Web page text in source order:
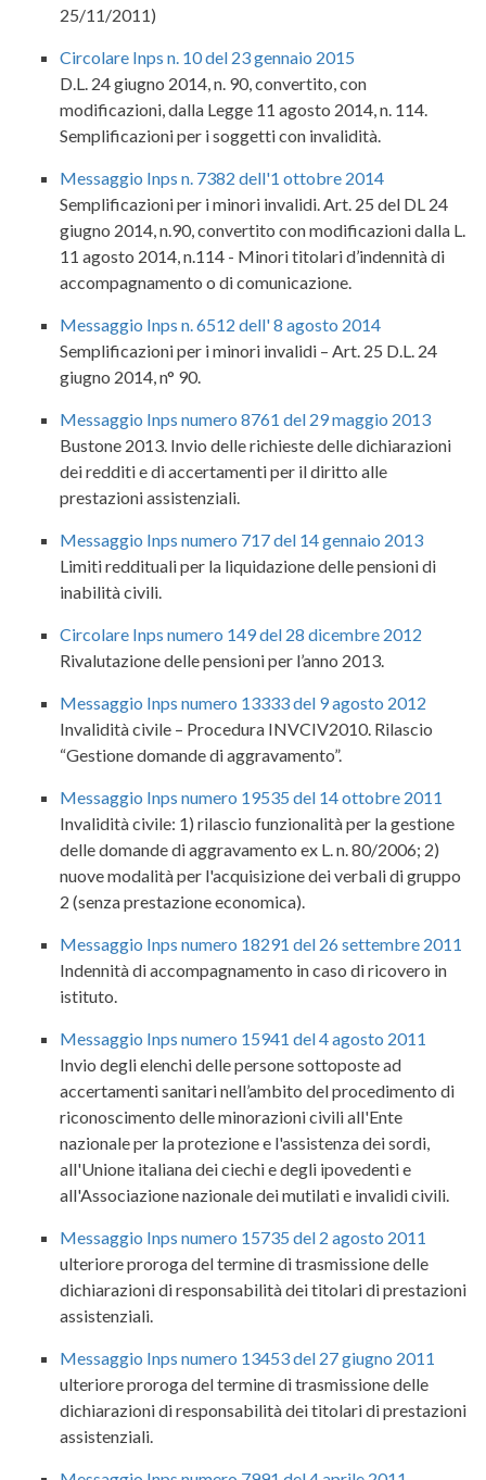
25/11/2011)
Circolare Inps n. 10 del 23 gennaio 2015
D.L. 24 giugno 2014, n. 90, convertito, con
modificazioni, dalla Legge 11 agosto 2014, n. 114.
Semplificazioni per i soggetti con invalidità.
Messaggio Inps n. 7382 dell'1 ottobre 2014
Semplificazioni per i minori invalidi. Art. 25 del DL 24
giugno 2014, n.90, convertito con modificazioni dalla L.
11 agosto 2014, n.114 - Minori titolari d’indennità di
accompagnamento o di comunicazione.
Messaggio Inps n. 6512 dell' 8 agosto 2014
Semplificazioni per i minori invalidi – Art. 25 D.L. 24
giugno 2014, n° 90.
Messaggio Inps numero 8761 del 29 maggio 2013
Bustone 2013. Invio delle richieste delle dichiarazioni
dei redditi e di accertamenti per il diritto alle
prestazioni assistenziali.
Messaggio Inps numero 717 del 14 gennaio 2013
Limiti reddituali per la liquidazione delle pensioni di
inabilità civili.
Circolare Inps numero 149 del 28 dicembre 2012
Rivalutazione delle pensioni per l’anno 2013.
Messaggio Inps numero 13333 del 9 agosto 2012
Invalidità civile – Procedura INVCIV2010. Rilascio
“Gestione domande di aggravamento”.
Messaggio Inps numero 19535 del 14 ottobre 2011
Invalidità civile: 1) rilascio funzionalità per la gestione
delle domande di aggravamento ex L. n. 80/2006; 2)
nuove modalità per l'acquisizione dei verbali di gruppo
2 (senza prestazione economica).
Messaggio Inps numero 18291 del 26 settembre 2011
Indennità di accompagnamento in caso di ricovero in
istituto.
Messaggio Inps numero 15941 del 4 agosto 2011
Invio degli elenchi delle persone sottoposte ad
accertamenti sanitari nell’ambito del procedimento di
riconoscimento delle minorazioni civili all'Ente
nazionale per la protezione e l'assistenza dei sordi,
all'Unione italiana dei ciechi e degli ipovedenti e
all'Associazione nazionale dei mutilati e invalidi civili.
Messaggio Inps numero 15735 del 2 agosto 2011
ulteriore proroga del termine di trasmissione delle
dichiarazioni di responsabilità dei titolari di prestazioni
assistenziali.
Messaggio Inps numero 13453 del 27 giugno 2011
ulteriore proroga del termine di trasmissione delle
dichiarazioni di responsabilità dei titolari di prestazioni
assistenziali.